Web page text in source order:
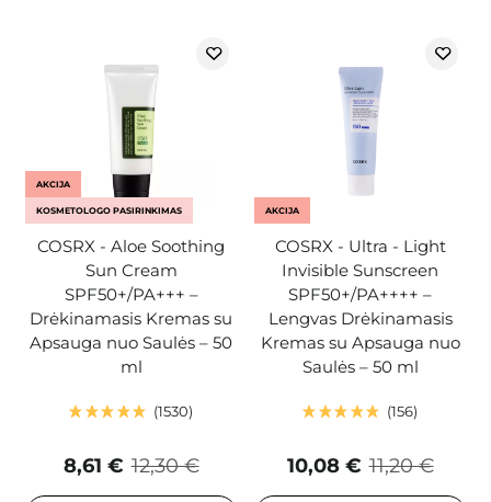
AKCIJA
KOSMETOLOGO PASIRINKIMAS
COSRX - Aloe Soothing
Sun Cream
SPF50+/PA+++ –
Drėkinamasis Kremas su
Apsauga nuo Saulės – 50
ml
1530
12,30 €
8,61 €
AKCIJA
COSRX - Ultra - Light
Invisible Sunscreen
SPF50+/PA++++ –
Lengvas Drėkinamasis
Kremas su Apsauga nuo
Saulės – 50 ml
156
11,20 €
10,08 €